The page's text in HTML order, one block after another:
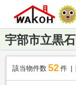
宇部市立黒
該当物件数 52件